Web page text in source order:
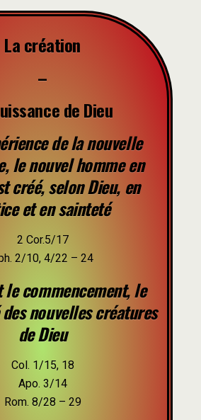
La création
–
de Dieu
de la nouvelle
le nouvel homme en
créé, selon Dieu, en
et en sainteté
2 Cor.5/17
2/10, 4/22 – 24
le commencement, le
nouvelles créatures
de Dieu
Col. 1/15, 18
Apo. 3/14
Rom. 8/28 – 29